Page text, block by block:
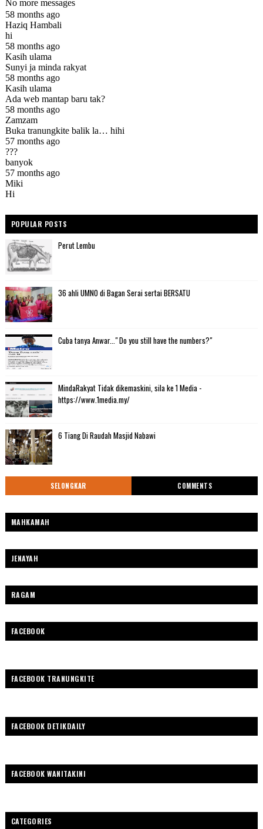
POPULAR POSTS
Perut Lembu
36 ahli UMNO di Bagan Serai sertai BERSATU
Cuba tanya Anwar..." Do you still have the numbers?"
MindaRakyat Tidak dikemaskini, sila ke 1 Media -
https://www.1media.my/
6 Tiang Di Raudah Masjid Nabawi
SELONGKAR COMMENTS
MAHKAMAH
JENAYAH
RAGAM
FACEBOOK
FACEBOOK TRANUNGKITE
FACEBOOK DETIKDAILY
FACEBOOK WANITAKINI
CATEGORIES